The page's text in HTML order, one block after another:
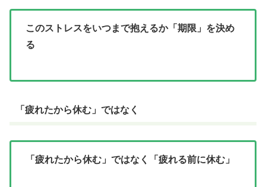
このストレスをいつまで抱えるか「期限」を決め
る
「疲れたから休む」ではなく
「疲れたから休む」ではなく「疲れる前に休む」